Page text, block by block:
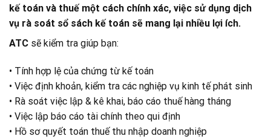
kế toán và thuế một cách chính xác, việc sử dụng dịch
vụ rà soát sổ sách kế toán sẽ mang lại nhiều lợi ích.
ATC sẽ kiểm tra giúp bạn:
• Tính hợp lệ của chứng từ kế toán
• Việc định khoản, kiểm tra các nghiệp vụ kinh tế phát sinh
• Rà soát việc lập & kê khai, báo cáo thuế hàng tháng
• Việc lập báo cáo tài chính theo qui định
• Hồ sơ quyết toán thuế thu nhập doanh nghiệp